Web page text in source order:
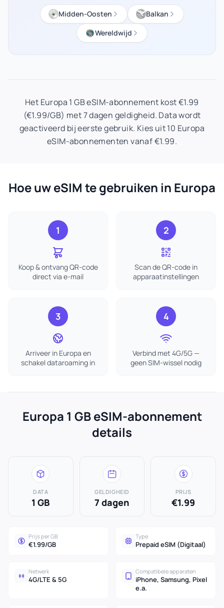
Midden-Oosten
Balkan
Wereldwijd
Het Europa 1 GB eSIM-abonnement kost €1.99
(€1.99/GB) met 7 dagen geldigheid. Data wordt
geactiveerd bij eerste gebruik. Kies uit 10 Europa
eSIM-abonnementen vanaf €1.99.
Hoe uw eSIM te gebruiken in Europa
1
Koop & ontvang QR-code
direct via e-mail
2
Scan de QR-code in
apparaatinstellingen
3
Arriveer in Europa en
schakel dataroaming in
4
Verbind met 4G/5G —
geen SIM-wissel nodig
Europa 1 GB eSIM-abonnement
details
DATA
1 GB
GELDIGHEID
7 dagen
PRIJS
€1.99
Prijs per GB
€1.99/GB
Type
Prepaid eSIM (Digitaal)
Netwerk
4G/LTE & 5G
Compatibele apparaten
iPhone, Samsung, Pixel
e.a.